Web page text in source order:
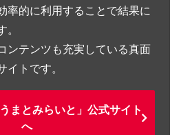
率的に利用することで結果に
ンテンツも充実している真面
トです。
まとみらいと」公式サイト
へ